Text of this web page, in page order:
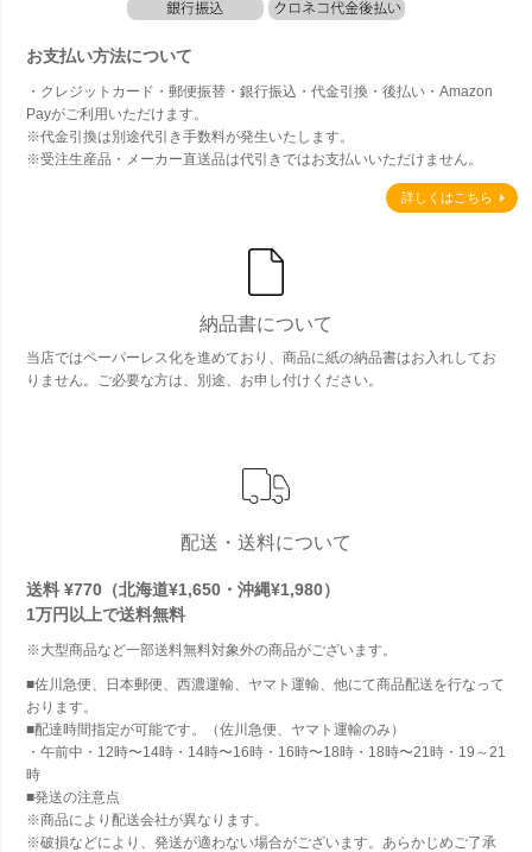
お支払い方法について
・クレジットカード・郵便振替・銀行振込・代金引換・後払い・Amazon
Payがご利用いただけます。
※代金引換は別途代引き手数料が発生いたします。
※受注生産品・メーカー直送品は代引きではお支払いいただけません。
詳しくはこちら
納品書について
当店ではペーパーレス化を進めており、商品に紙の納品書はお入れしてお
りません。ご必要な方は、別途、お申し付けください。
配送・送料について
送料 ¥770（北海道¥1,650・沖縄¥1,980）
1万円以上で送料無料
※大型商品など一部送料無料対象外の商品がございます。
■佐川急便、日本郵便、西濃運輸、ヤマト運輸、他にて商品配送を行なって
おります。
■配達時間指定が可能です。（佐川急便、ヤマト運輸のみ）
・午前中・12時〜14時・14時〜16時・16時〜18時・18時〜21時・19～21
時
■発送の注意点
※商品により配送会社が異なります。
※破損などにより、発送が適わない場合がございます。あらかじめご了承